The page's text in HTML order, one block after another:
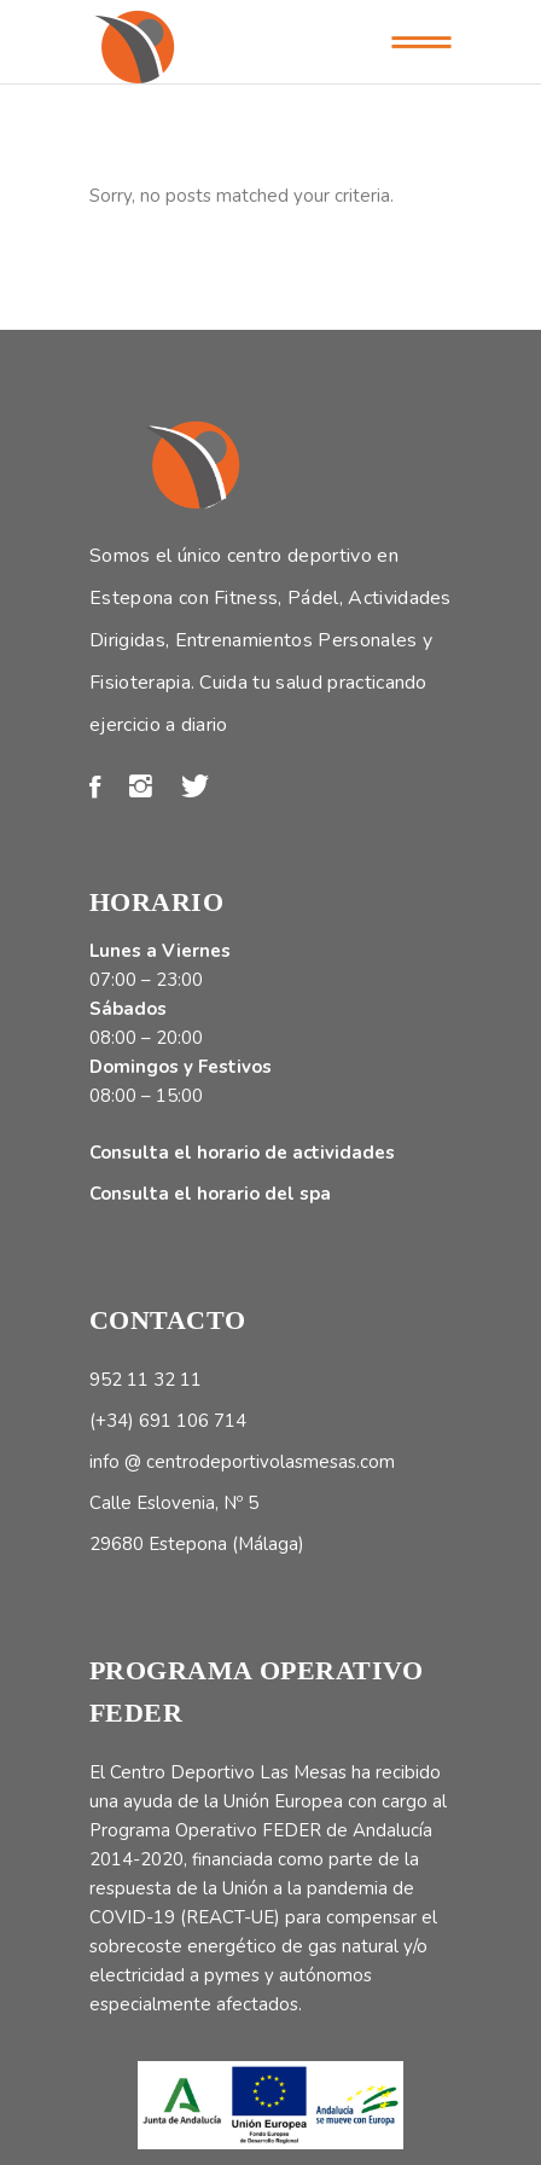
Sorry, no posts matched your criteria.
Somos el único centro deportivo en
Estepona con Fitness, Pádel, Actividades
Dirigidas, Entrenamientos Personales y
Fisioterapia. Cuida tu salud practicando
ejercicio a diario
HORARIO
Lunes a Viernes
07:00 – 23:00
Sábados
08:00 – 20:00
Domingos y Festivos
08:00 – 15:00
Consulta el horario de actividades
Consulta el horario del spa
CONTACTO
952 11 32 11
(+34) 691 106 714
info @ centrodeportivolasmesas.com
Calle Eslovenia, Nº 5
29680 Estepona (Málaga)
PROGRAMA OPERATIVO
FEDER
El Centro Deportivo Las Mesas ha recibido
una ayuda de la Unión Europea con cargo al
Programa Operativo FEDER de Andalucía
2014-2020, financiada como parte de la
respuesta de la Unión a la pandemia de
COVID-19 (REACT-UE) para compensar el
sobrecoste energético de gas natural y/o
electricidad a pymes y autónomos
especialmente afectados.